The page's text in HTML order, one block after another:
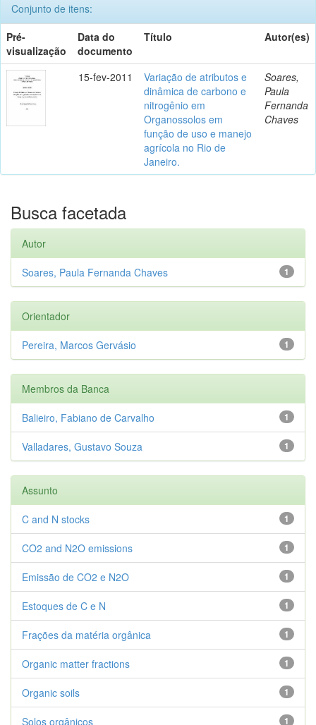
Conjunto de itens:
Pré-
visualização
Data do
documento
Título Autor(es)
15-fev-2011
Variação de atributos e
dinâmica de carbono e
nitrogênio em
Organossolos em
função de uso e manejo
agrícola no Rio de
Janeiro.
Soares,
Paula
Fernanda
Chaves
Busca facetada
Autor
1
Soares, Paula Fernanda Chaves
Orientador
1
Pereira, Marcos Gervásio
Membros da Banca
1
Balieiro, Fabiano de Carvalho
1
Valladares, Gustavo Souza
Assunto
1
C and N stocks
1
CO2 and N2O emissions
1
Emissão de CO2 e N2O
1
Estoques de C e N
1
Frações da matéria orgânica
1
Organic matter fractions
1
Organic soils
1
Solos orgânicos